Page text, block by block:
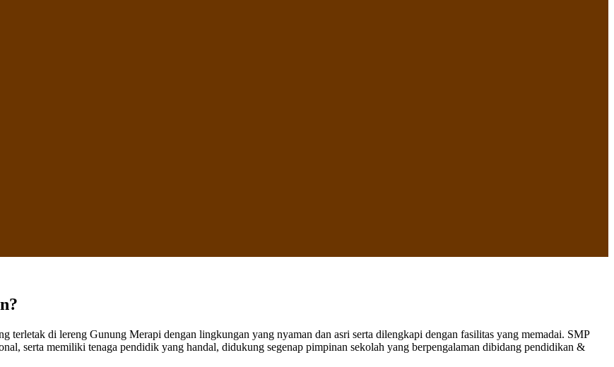
terletak di lereng Gunung Merapi dengan lingkungan yang nyaman dan asri serta dilengkapi dengan fasilitas yang memadai. SMP
serta memiliki tenaga pendidik yang handal, didukung segenap pimpinan sekolah yang berpengalaman dibidang pendidikan &